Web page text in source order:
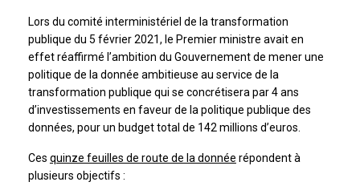
Lors du comité interministériel de la transformation
publique du 5 février 2021, le Premier ministre avait en
effet réaffirmé l’ambition du Gouvernement de mener une
politique de la donnée ambitieuse au service de la
transformation publique qui se concrétisera par 4 ans
d’investissements en faveur de la politique publique des
données, pour un budget total de 142 millions d’euros.
Ces quinze feuilles de route de la donnée répondent à
plusieurs objectifs :